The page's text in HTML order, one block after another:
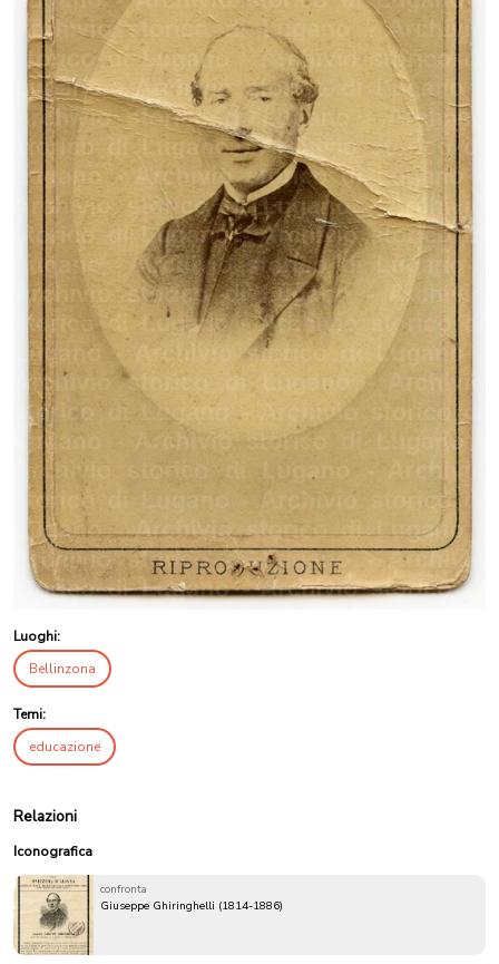
Luoghi:
Bellinzona
Temi:
educazione
Relazioni
Iconografica
confronta
Giuseppe Ghiringhelli (1814-1886)